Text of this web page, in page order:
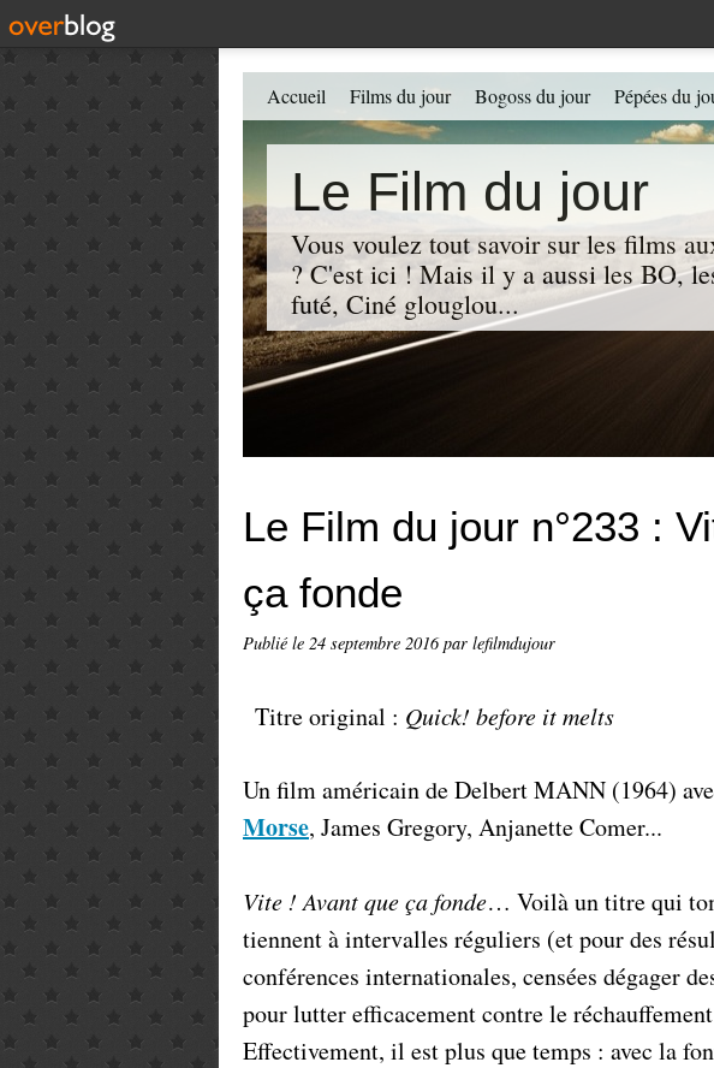
Le Film du jour
Vous voulez tout savoir sur les films
? C'est ici ! Mais il y a aussi les BO,
futé, Ciné glouglou...
Accueil Films du jour Bogoss du jour Pépées du
Le Film du jour n°233 :
ça fonde
Publié le 24 septembre 2016par lefilmdujour
Titre original : Quick! before it melts
Un film américain de Delbert MANN (1964)
Morse, James Gregory, Anjanette Comer...
Vite ! Avant que ça fonde… Voilà un titre qui
tiennent à intervalles réguliers (et pour des
conférences internationales, censées dégager
pour lutter efficacement contre le
Effectivement, il est plus que temps : avec la